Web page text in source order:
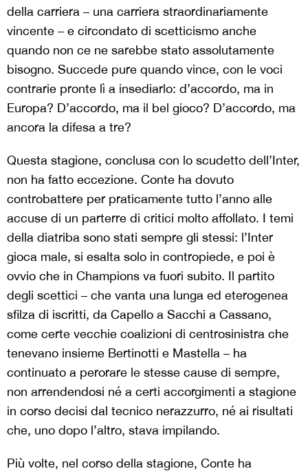
della carriera – una carriera straordinariamente
vincente – e circondato di scetticismo anche
quando non ce ne sarebbe stato assolutamente
bisogno. Succede pure quando vince, con le voci
contrarie pronte lì a insediarlo: d’accordo, ma in
Europa? D’accordo, ma il bel gioco? D’accordo, ma
ancora la difesa a tre?
Questa stagione, conclusa con lo scudetto dell’Inter,
non ha fatto eccezione. Conte ha dovuto
controbattere per praticamente tutto l’anno alle
accuse di un parterre di critici molto affollato. I temi
della diatriba sono stati sempre gli stessi: l’Inter
gioca male, si esalta solo in contropiede, e poi è
ovvio che in Champions va fuori subito. Il partito
degli scettici – che vanta una lunga ed eterogenea
sfilza di iscritti, da Capello a Sacchi a Cassano,
come certe vecchie coalizioni di centrosinistra che
tenevano insieme Bertinotti e Mastella – ha
continuato a perorare le stesse cause di sempre,
non arrendendosi né a certi accorgimenti a stagione
in corso decisi dal tecnico nerazzurro, né ai risultati
che, uno dopo l’altro, stava impilando.
Più volte, nel corso della stagione, Conte ha